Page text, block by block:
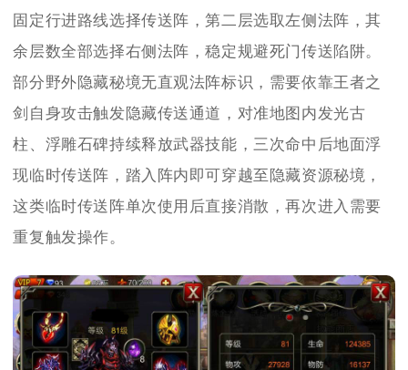
固定行进路线选择传送阵，第二层选取左侧法阵，其
余层数全部选择右侧法阵，稳定规避死门传送陷阱。
部分野外隐藏秘境无直观法阵标识，需要依靠王者之
剑自身攻击触发隐藏传送通道，对准地图内发光古
柱、浮雕石碑持续释放武器技能，三次命中后地面浮
现临时传送阵，踏入阵内即可穿越至隐藏资源秘境，
这类临时传送阵单次使用后直接消散，再次进入需要
重复触发操作。